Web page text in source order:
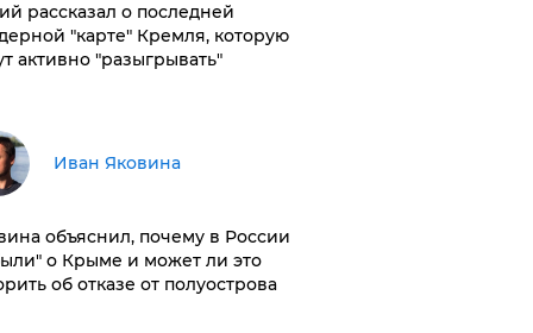
рассказал о последней
"карте" Кремля, которую
активно "разыгрывать"
Иван Яковина
объяснил, почему в России
о Крыме и может ли это
об отказе от полуострова